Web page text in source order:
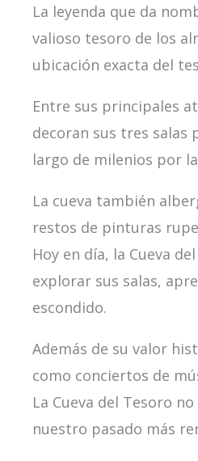
La leyenda que da
valioso tesoro de los
ubicación exacta del
Entre sus principales
decoran sus tres salas
largo de milenios por
La cueva también
restos de pinturas
Hoy en día, la Cueva
explorar sus salas,
escondido.
Además de su valor
como conciertos de
La Cueva del Tesoro
nuestro pasado más